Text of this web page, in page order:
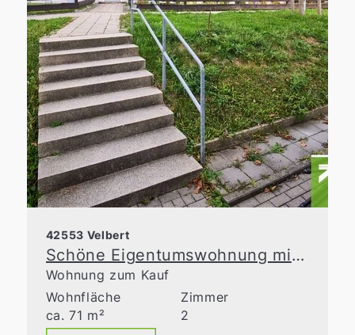
42553 Velbert
Schöne Eigentumswohnung mit Balkon nahe der Innenstadt von Neviges!
Wohnung zum Kauf
Wohnfläche
ca. 71 m²
Zimmer
2